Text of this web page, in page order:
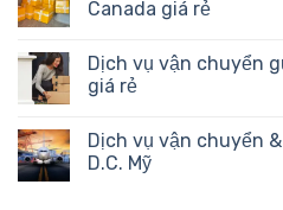
Canada giá rẻ
Dịch vụ vận chuyển
giá rẻ
Dịch vụ vận chuyển
D.C. Mỹ